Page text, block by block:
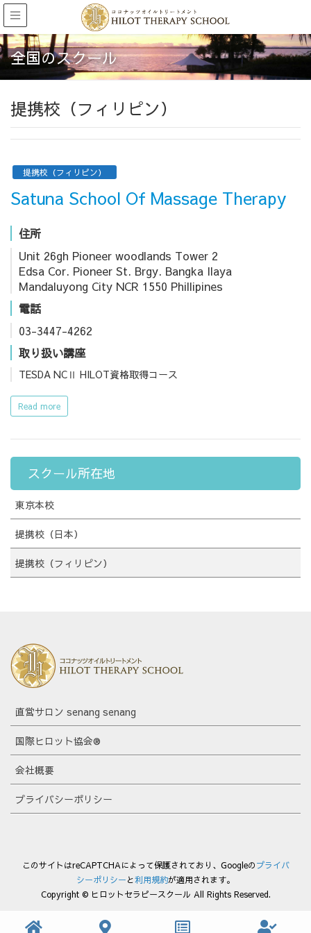
全国のスクール
提携校（フィリピン）
提携校（フィリピン）
Satuna School Of Massage Therapy
住所
Unit 26gh Pioneer woodlands Tower 2
Edsa Cor. Pioneer St. Brgy. Bangka Ilaya
Mandaluyong City NCR 1550 Phillipines
電話
03-3447-4262
取り扱い講座
TESDA NCⅡ HILOT資格取得コース
Read more
スクール所在地
東京本校
提携校（日本）
提携校（フィリピン）
直営サロン senang senang
国際ヒロット協会®
会社概要
プライバシーポリシー
このサイトはreCAPTCHAによって保護されており、Googleのプライバ
シーポリシーと利用規約が適用されます。
Copyright © ヒロットセラピースクール All Rights Reserved.